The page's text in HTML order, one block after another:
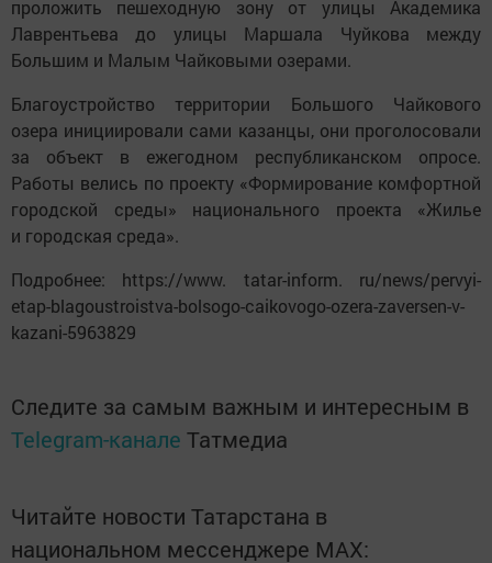
проложить пешеходную зону от улицы Академика
Лаврентьева до улицы Маршала Чуйкова между
Большим и Малым Чайковыми озерами.
Благоустройство территории Большого Чайкового
озера инициировали сами казанцы, они проголосовали
за объект в ежегодном республиканском опросе.
Работы велись по проекту «Формирование комфортной
городской среды» национального проекта «Жилье
и городская среда».
Подробнее: https://www. tatar-inform. ru/news/pervyi-
etap-blagoustroistva-bolsogo-caikovogo-ozera-zaversen-v-
kazani-5963829
Следите за самым важным и интересным в
Telegram-канале Татмедиа
Читайте новости Татарстана в
национальном мессенджере MАХ: